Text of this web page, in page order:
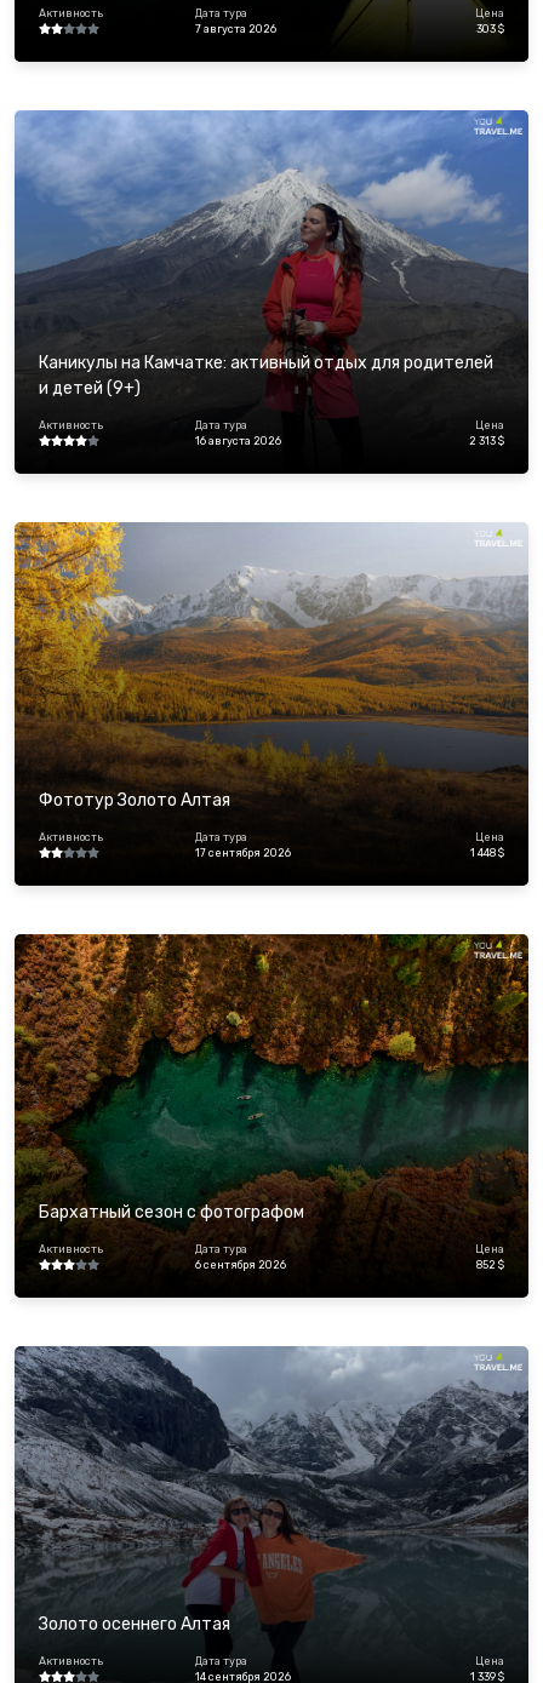
Активность
Дата тура
7 августа 2026
Цена
303 $
Каникулы на Камчатке: активный отдых для родителей
и детей (9+)
Активность
Дата тура
16 августа 2026
Цена
2 313 $
Фототур Золото Алтая
Активность
Дата тура
17 сентября 2026
Цена
1 448 $
Бархатный сезон с фотографом
Активность
Дата тура
6 сентября 2026
Цена
852 $
Золото осеннего Алтая
Активность
Дата тура
14 сентября 2026
Цена
1 339 $